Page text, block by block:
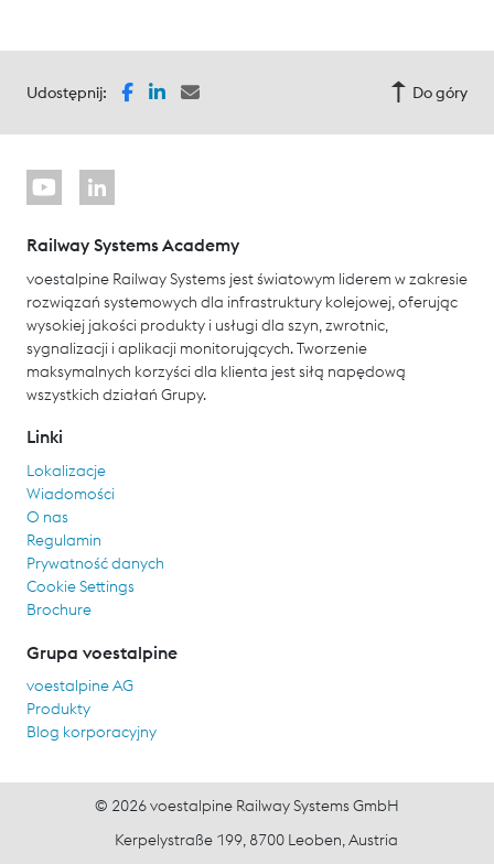
Udostępnij: Do góry
Railway Systems Academy
voestalpine Railway Systems jest światowym liderem w zakresie
rozwiązań systemowych dla infrastruktury kolejowej, oferując
wysokiej jakości produkty i usługi dla szyn, zwrotnic,
sygnalizacji i aplikacji monitorujących. Tworzenie
maksymalnych korzyści dla klienta jest siłą napędową
wszystkich działań Grupy.
Linki
Lokalizacje
Wiadomości
O nas
Regulamin
Prywatność danych
Cookie Settings
Brochure
Grupa voestalpine
voestalpine AG
Produkty
Blog korporacyjny
© 2026 voestalpine Railway Systems GmbH
Kerpelystraße 199, 8700 Leoben, Austria